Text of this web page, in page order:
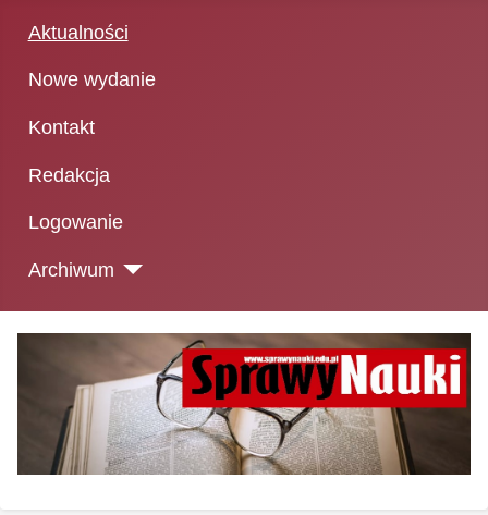
Aktualności
Nowe wydanie
Kontakt
Redakcja
Logowanie
Archiwum